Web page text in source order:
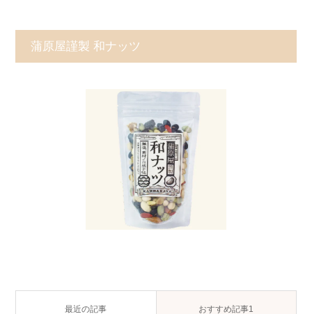
蒲原屋謹製 和ナッツ
最近の記事 おすすめ記事1